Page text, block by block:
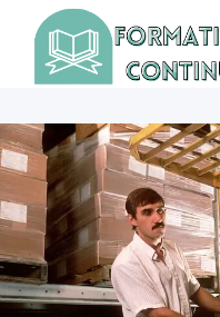
contenu